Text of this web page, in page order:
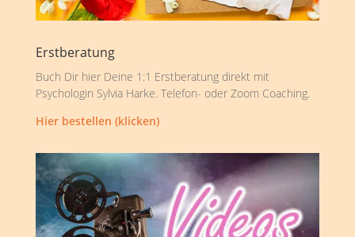
Erstberatung
Buch Dir hier Deine 1:1 Erstberatung direkt mit
Psychologin Sylvia Harke. Telefon- oder Zoom Coaching.
Hier bestellen (klicken)